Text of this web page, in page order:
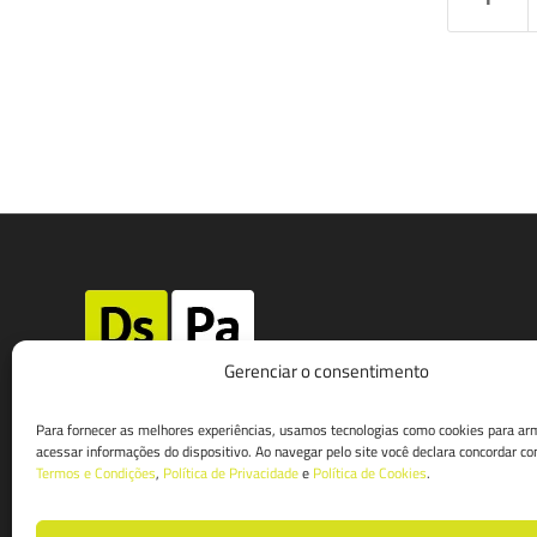
Gerenciar o consentimento
Para fornecer as melhores experiências, usamos tecnologias como cookies para
acessar informações do dispositivo. Ao navegar pelo site você declara concordar
Termos e Condições, Política de Privacidadee Política de Cookies.
av. ana costa, 59 sala 12/13 | santos
t. 13 3221-2599